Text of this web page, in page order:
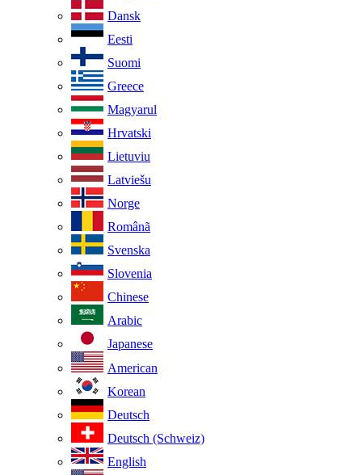
Dansk
Eesti
Suomi
Greece
Magyarul
Hrvatski
Lietuviu
Latviešu
Norge
Românã
Svenska
Slovenia
Chinese
Arabic
Japanese
American
Korean
Deutsch
Deutsch (Schweiz)
English